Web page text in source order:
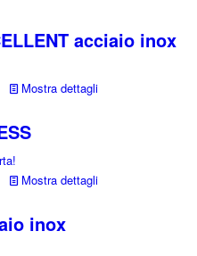
acciaio inox
Mostra dettagli
Mostra dettagli
inox